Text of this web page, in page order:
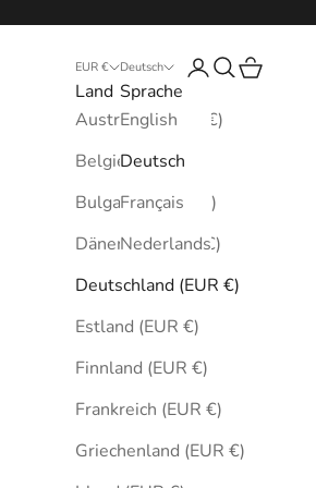
EUR €
Land
Australien (EUR €)
Belgien (EUR €)
Bulgarien (EUR €)
Dänemark (EUR €)
Deutschland (EUR €)
Estland (EUR €)
Finnland (EUR €)
Frankreich (EUR €)
Griechenland (EUR €)
Deutsch
Sprache
English
Deutsch
Français
Nederlands
Anmelden
Suchen